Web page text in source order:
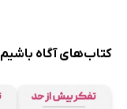
کتاب‌های آگاه باشیم